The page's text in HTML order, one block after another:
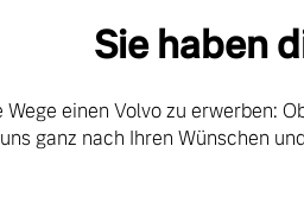
Sie haben
Wege einen Volvo zu erwerben:
ganz nach Ihren Wünschen